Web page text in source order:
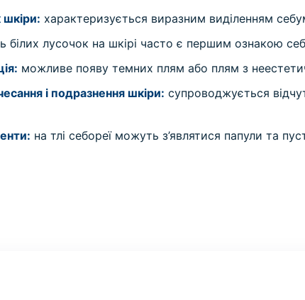
характеризується виразним виділенням
білих лусочок на шкірі часто є першим ознакою
можливе появу темних плям або плям з
і подразнення шкіри: супроводжується
на тлі себореї можуть з’являтися папули та